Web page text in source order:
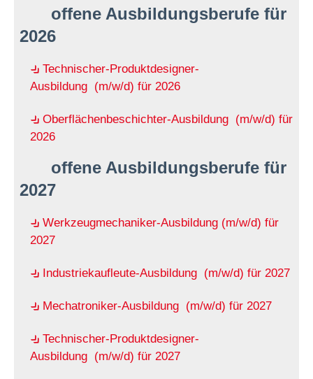
offene Ausbildungsberufe für
2026
Technischer-Produktdesigner-
Ausbildung (m/w/d) für 2026
Oberflächenbeschichter-Ausbildung (m/w/d) für
2026
offene Ausbildungsberufe für
2027
Werkzeugmechaniker-Ausbildung (m/w/d) für
2027
Industriekaufleute-Ausbildung (m/w/d) für 2027
Mechatroniker-Ausbildung (m/w/d) für 2027
Technischer-Produktdesigner-
Ausbildung (m/w/d) für 2027